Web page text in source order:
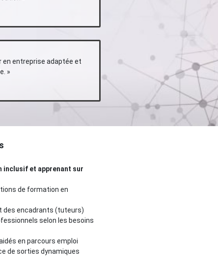
en entreprise adaptée et
»
inclusif et apprenant sur
de formation en
des encadrants (tuteurs)
selon les besoins
en parcours emploi
de sorties dynamiques